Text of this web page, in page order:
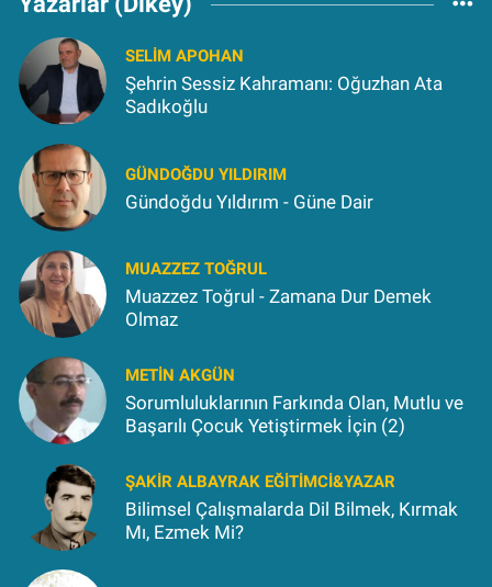
SELIM APOHAN
Şehrin Sessiz Kahramanı: Oğuzhan Ata
Sadıkoğlu
GÜNDOĞDU YILDIRIM
Gündoğdu Yıldırım - Güne Dair
MUAZZEZ TOĞRUL
Muazzez Toğrul - Zamana Dur Demek
Olmaz
METIN AKGÜN
Sorumluluklarının Farkında Olan, Mutlu ve
Başarılı Çocuk Yetiştirmek İçin (2)
ŞAKIR ALBAYRAK EĞITIMCI&YAZAR
Bilimsel Çalışmalarda Dil Bilmek, Kırmak
Mı, Ezmek Mi?